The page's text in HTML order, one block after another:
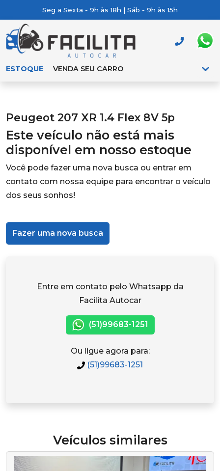
Seg a Sexta - 9h às 18h | Sáb - 9h às 15h
ESTOQUE VENDA SEU CARRO
Peugeot 207 XR 1.4 Flex 8V 5p
Este veículo não está mais
disponível em nosso estoque
Você pode fazer uma nova busca ou entrar em
contato com nossa equipe para encontrar o veículo
dos seus sonhos!
Fazer uma nova busca
Entre em contato pelo Whatsapp da
Facilita Autocar
(51)99683-1251
Ou ligue agora para:
(51)99683-1251
Veículos similares